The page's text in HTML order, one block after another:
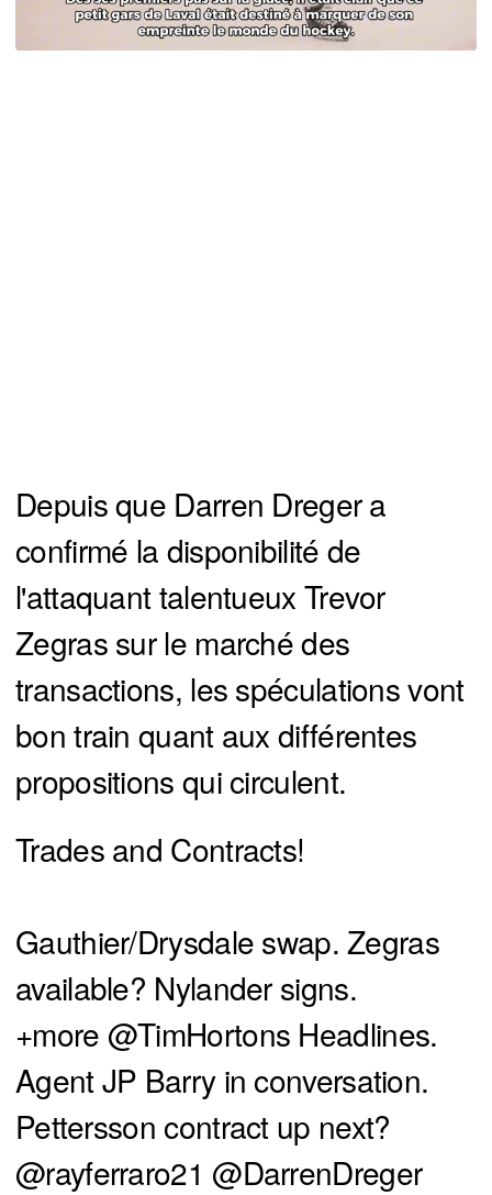
Depuis que Darren Dreger a
confirmé la disponibilité de
l'attaquant talentueux Trevor
Zegras sur le marché des
transactions, les spéculations vont
bon train quant aux différentes
propositions qui circulent.
Trades and Contracts!
Gauthier/Drysdale swap. Zegras
available? Nylander signs.
+more @TimHortons Headlines.
Agent JP Barry in conversation.
Pettersson contract up next?
@rayferraro21 @DarrenDreger